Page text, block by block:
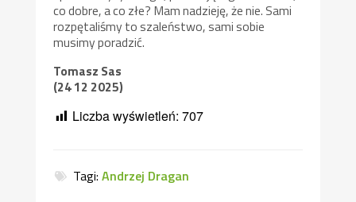
co dobre, a co złe? Mam nadzieję, że nie. Sami
rozpętaliśmy to szaleństwo, sami sobie
musimy poradzić.
Tomasz Sas
(24 12 2025)
Liczba wyświetleń: 707
Tagi:Andrzej Dragan